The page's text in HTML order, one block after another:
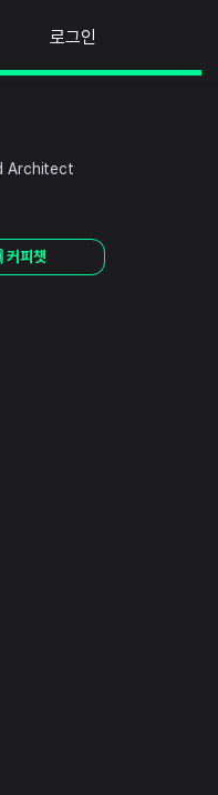
로그인
Architect
커피챗